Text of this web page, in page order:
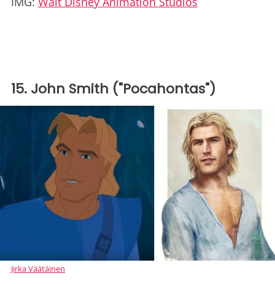
15. John Smith ("Pocahontas")
Jirka Väätäinen